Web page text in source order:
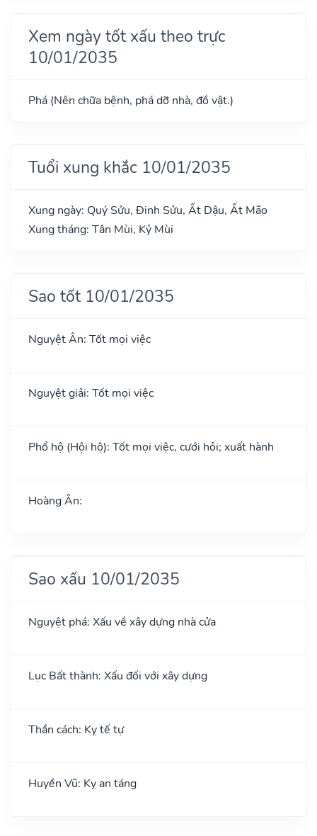
Xem ngày tốt xấu theo trực
10/01/2035
Phá (Nên chữa bệnh, phá dỡ nhà, đồ vật.)
Tuổi xung khắc 10/01/2035
Xung ngày: Quý Sửu, Đinh Sửu, Ất Dậu, Ất Mão
Xung tháng: Tân Mùi, Kỷ Mùi
Sao tốt 10/01/2035
Nguyệt Ân: Tốt mọi việc
Nguyệt giải: Tốt mọi việc
Phổ hộ (Hội hộ): Tốt mọi việc, cưới hỏi; xuất hành
Hoàng Ân:
Sao xấu 10/01/2035
Nguyệt phá: Xấu về xây dựng nhà cửa
Lục Bất thành: Xấu đối với xây dựng
Thần cách: Kỵ tế tự
Huyền Vũ: Kỵ an táng